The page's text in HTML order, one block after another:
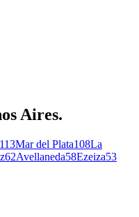
Aires.
113Mar del Plata108La
62Avellaneda58Ezeiza53